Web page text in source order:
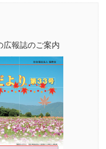
報誌のご案内